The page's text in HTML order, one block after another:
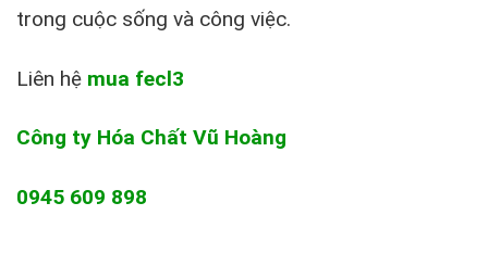
trong cuộc sống và công việc.
Liên hệ mua fecl3
Công ty Hóa Chất Vũ Hoàng
0945 609 898